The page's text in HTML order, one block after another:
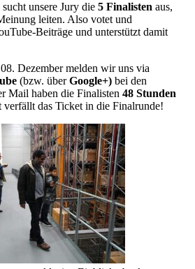
unsere Jury die 5 Finalisten aus,
leiten. Also votet und
Beiträge und unterstützt damit
Dezember melden wir uns via
(bzw. überGoogle+) bei den
Mail haben die Finalisten 48 Stunden
verfällt das Ticket in die Finalrunde!